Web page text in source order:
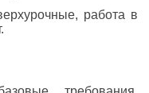
работа в